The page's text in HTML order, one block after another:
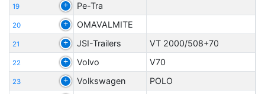
19 Pe-Tra
20 OMAVALMITE
21 JSI-Trailers VT 2000/508+70
22 Volvo V70
23 Volkswagen POLO